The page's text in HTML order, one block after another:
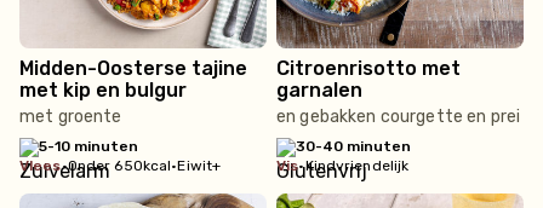
Midden-Oosterse tajine
met kip en bulgur
met groente
5-10 minuten
vlees•Onder 650kcal•Eiwit+
Citroenrisotto met
garnalen
en gebakken courgette en prei
30-40 minuten
vis•Kindvriendelijk